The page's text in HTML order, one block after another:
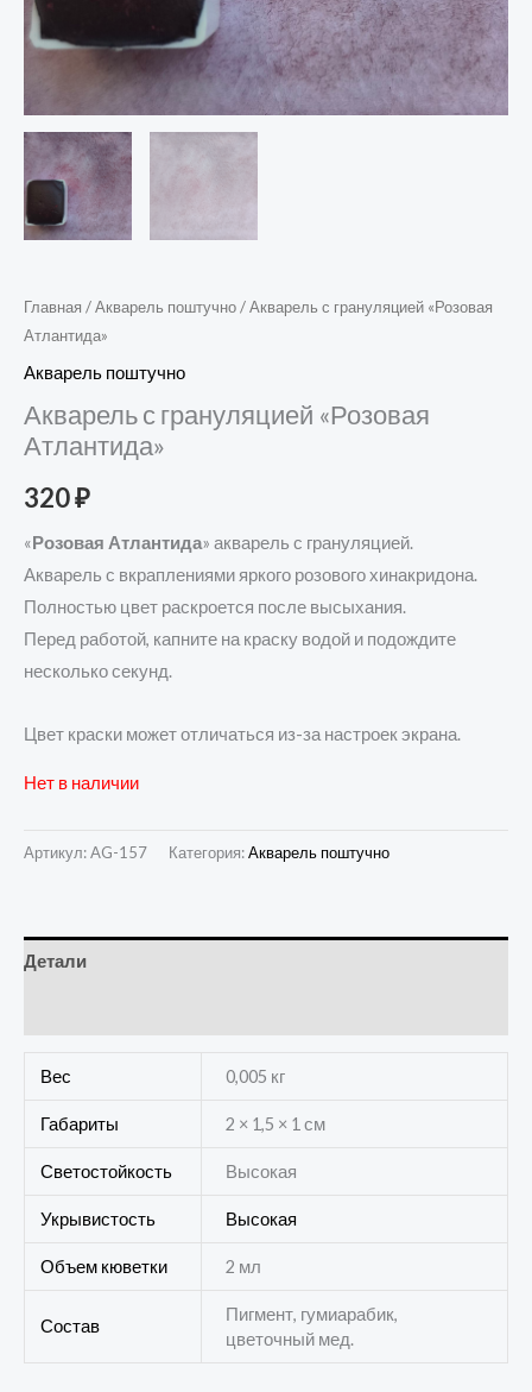
Главная /Акварель поштучно/ Акварель с грануляцией «Розовая
Атлантида»
Акварель поштучно
Акварель с грануляцией «Розовая
Атлантида»
320₽
«Розовая Атлантида» акварель с грануляцией.
Акварель с вкраплениями яркого розового хинакридона.
Полностью цвет раскроется после высыхания.
Перед работой, капните на краску водой и подождите
несколько секунд.
Цвет краски может отличаться из-за настроек экрана.
Нет в наличии
Артикул:AG-157 Категория:Акварель поштучно
Детали
Вес 0,005 кг
Габариты 2 × 1,5 × 1 см
Светостойкость Высокая
Укрывистость Высокая
Объем кюветки 2 мл
Состав
Пигмент, гумиарабик,
цветочный мед.